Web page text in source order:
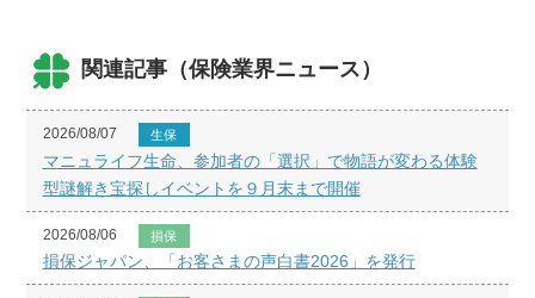
関連記事（保険業界ニュース）
2026/08/07 生保
マニュライフ生命、参加者の「選択」で物語が変わる体験
型謎解き宝探しイベントを９月末まで開催
2026/08/06 損保
損保ジャパン、「お客さまの声白書2026」を発行